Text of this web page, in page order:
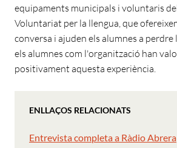
equipaments municipals i voluntaris
Voluntariat per la llengua, que
conversa i ajuden els alumnes a perdre
els alumnes com l'organització han
positivament aquesta experiència.
ENLLAÇOS RELACIONATS
Entrevista completa a Ràdio Abrera